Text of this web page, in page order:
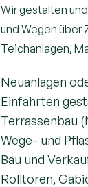
Wir gestalten
und Wegen über
Teichanlagen,
Neuanlagen
Einfahrten
Terrassenbau
Wege- und
Bau und
Rolltoren,